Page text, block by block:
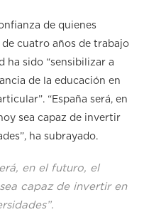
de quienes
cuatro años de trabajo
ha sido “sensibilizar a
de la educación en
“España será, en
sea capaz de invertir
ha subrayado.
en el futuro, el
capaz de invertir en